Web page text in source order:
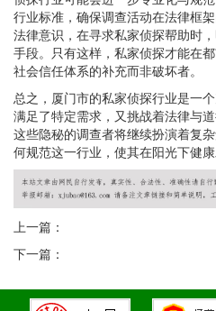
行业标准，确保调查活动在法律框
法律意识，在寻求私家侦探帮助时
手段。只有这样，私家侦探才能在
社会信任体系的补充而非破坏者。
总之，厦门市的私家侦探行业是一
满足了特定需求，又挑战着法律与
这些隐秘的调查者将继续扮演着复
何规范这一行业，使其在阳光下健康
上一篇：
下一篇：